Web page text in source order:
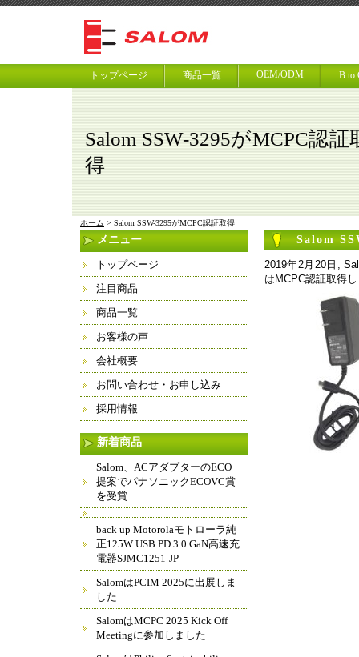
トップページ 商品一覧 OEM/ODM B to
Salom SSW-3295がMCPC認証
得
ホーム > Salom SSW-3295がMCPC認証取得
Salom
2019年2月20日,
はMCPC認証取得
メニュー
トップページ
注目商品
商品一覧
お客様の声
会社概要
お問い合わせ・お申し込み
採用情報
新着商品
Salom、ACアダプターのECO
提案でパナソニックECOVC賞
を受賞
back up Motorolaモトローラ純
正125W USB PD 3.0 GaN高速充
電器SJMC1251-JP
SalomはPCIM 2025に出展しま
した
SalomはMCPC 2025 Kick Off
Meetingに参加しました